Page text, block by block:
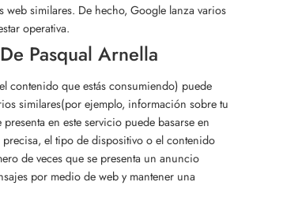
similares. De hecho, Google lanza varios
operativa.
Pasqual Arnella
contenido que estás consumiendo) puede
similares(por ejemplo, información sobre tu
en este servicio puede basarse en
el tipo de dispositivo o el contenido
de veces que se presenta un anuncio
por medio de web y mantener una